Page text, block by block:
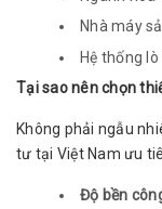
Nhà máy
Hệ thống
Tại sao nên chọn
Không phải ngẫu
tư tại Việt Nam ưu
Độ bền